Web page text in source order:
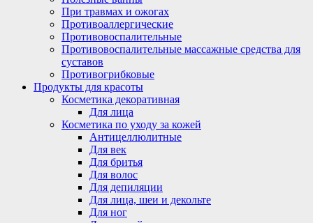
При травмах и ожогах
Противоаллергические
Противовоспалительные
Противовоспалительные массажные средства для
суставов
Противогрибковые
Продукты для красоты
Косметика декоративная
Для лица
Косметика по уходу за кожей
Антицеллюлитные
Для век
Для бритья
Для волос
Для депиляции
Для лица, шеи и декольте
Для ног